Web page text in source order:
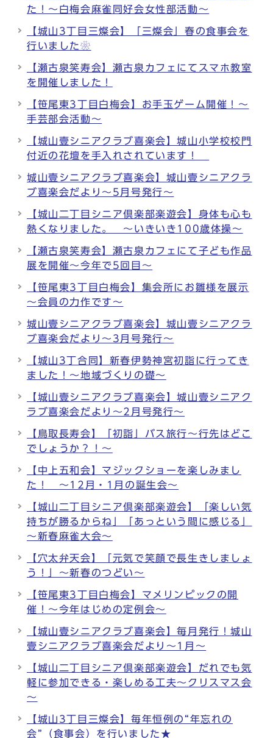
た！～白梅会麻雀同好会女性部活動～
【城山3丁目三燦会】「三燦会」春の食事会を
行いました❀
【瀬古泉笑寿会】瀬古泉カフェにてスマホ教室
を開催しました！
【笹尾東3丁目白梅会】お手玉ゲーム開催！～
手芸部会活動～
【城山壹シニアクラブ喜楽会】城山小学校校門
付近の花壇を手入れされています！
城山壹シニアクラブ喜楽会】城山壹シニアクラ
ブ喜楽会だより～5月号発行～
【城山二丁目シニア倶楽部楽遊会】身体も心も
熱くなりました。 ～いきいき100歳体操～
【瀬古泉笑寿会】瀬古泉カフェにて子ども作品
展を開催～今年で5回目～
【笹尾東3丁目白梅会】集会所にお雛様を展示
～会員の力作です～
城山壹シニアクラブ喜楽会】城山壹シニアクラ
ブ喜楽会だより～3月号発行～
【城山3丁合同】新春伊勢神宮初詣に行ってき
ました！～地域づくりの礎～
【城山壹シニアクラブ喜楽会】城山壹シニアク
ラブ喜楽会だより～2月号発行～
【鳥取長寿会】「初詣」バス旅行～行先はどこ
でしょうか？！～
【中上五和会】マジックショーを楽しみまし
た！ ～12月・1月の誕生会～
【城山二丁目シニア倶楽部楽遊会】「楽しい気
持ちが勝るからね」「あっという間に感じる」
～新春麻雀大会～
【穴太弁天会】「元気で笑顔で長生きしましょ
う！」～新春のつどい～
【笹尾東3丁目白梅会】マメリンピックの開
催！～今年はじめの定例会～
【城山壹シニアクラブ喜楽会】毎月発行！城山
壹シニアクラブ喜楽会だより～1月～
【城山二丁目シニア倶楽部楽遊会】だれでも気
軽に参加できる・楽しめる工夫～クリスマス会
～
【城山3丁目三燦会】毎年恒例の“年忘れの
会”（食事会）を行いました★